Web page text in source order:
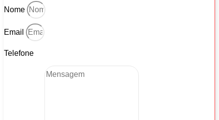
Nome
Email
Telefone